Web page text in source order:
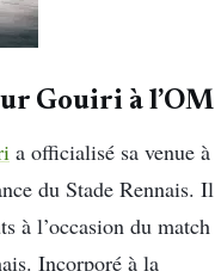
Gouiri à l’OM
a officialisé sa venue à
du Stade Rennais. Il
à l’occasion du match
Incorporé à la